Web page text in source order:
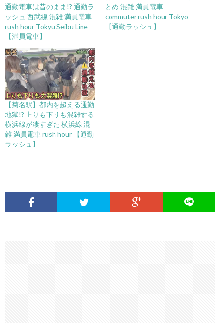
通勤電車は昔のまま!? 通勤ラ
ッシュ 西武線 混雑 満員電車
rush hour Tokyu Seibu Line
【満員電車】
とめ 混雑 満員電車
commuter rush hour Tokyo
【通勤ラッシュ】
【菊名駅】都内を超える通勤
地獄!? 上りも下りも混雑する
横浜線が凄すぎた 横浜線 混
雑 満員電車 rush hour 【通勤
ラッシュ】